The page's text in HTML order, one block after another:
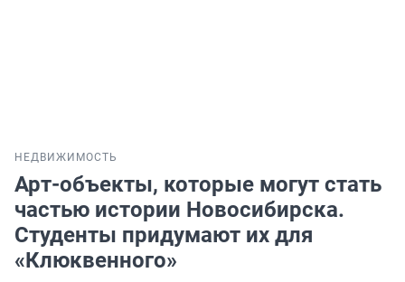
НЕДВИЖИМОСТЬ
Арт-объекты, которые могут стать
частью истории Новосибирска.
Студенты придумают их для
«Клюквенного»